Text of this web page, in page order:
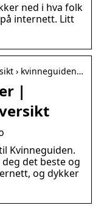
ned i hva folk
internett. Litt
› kvinneguiden…
|
Kvinneguiden.
det beste og
og dykker